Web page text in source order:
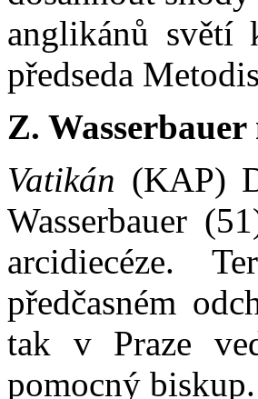
anglikánů světí
předseda
Z. Wasserbauer
Vatikán (KAP)
Wasserbauer
arcidiecéze.
předčasném
tak v Praze
pomocný biskup.